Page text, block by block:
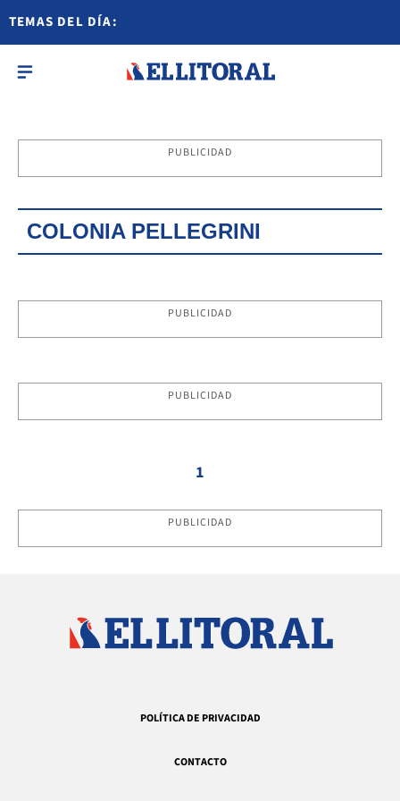
TEMAS DEL DÍA:
PUBLICIDAD
COLONIA PELLEGRINI
PUBLICIDAD
PUBLICIDAD
1
PUBLICIDAD
POLÍTICA DE PRIVACIDAD
CONTACTO